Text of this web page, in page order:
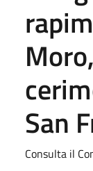
San
Consulta il